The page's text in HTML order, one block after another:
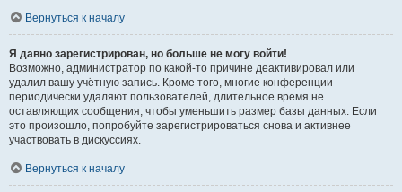
Вернуться к началу
Я давно зарегистрирован, но больше не могу войти!
Возможно, администратор по какой-то причине деактивировал или
удалил вашу учётную запись. Кроме того, многие конференции
периодически удаляют пользователей, длительное время не
оставляющих сообщения, чтобы уменьшить размер базы данных. Если
это произошло, попробуйте зарегистрироваться снова и активнее
участвовать в дискуссиях.
Вернуться к началу